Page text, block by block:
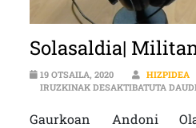
Solasaldia|
19 OTSAILA, 2020 HIZPIDEA
IRUZKINAK DESAKTIBATUTA
Gaurkoan Andoni